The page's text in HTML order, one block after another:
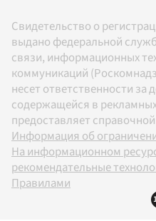
Свидетельство о
выдано федеральной
связи, информационных
коммуникаций
несет ответственности
содержащейся в
предоставляет
Информация об
На информационном
рекомендательные
Правилами